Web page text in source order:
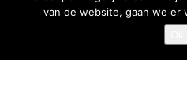
Goed Gefrituurd
van de website, gaan we er